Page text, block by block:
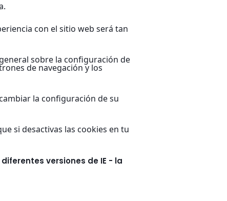
con el sitio web será tan
sobre la configuración de
de navegación y los
la configuración de su
si desactivas las cookies en tu
versiones de IE - la